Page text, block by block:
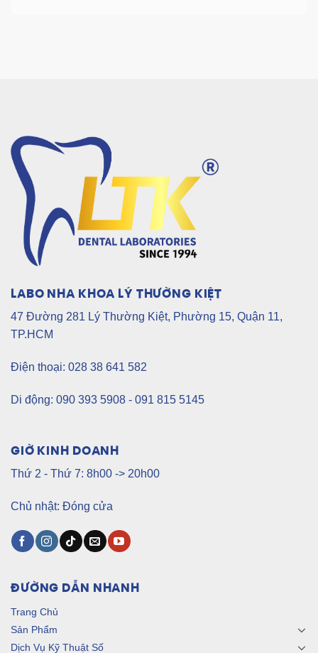
LABO NHA KHOA LÝ THƯỜNG KIỆT
47 Đường 281 Lý Thường Kiệt, Phường 15, Quận 11,
TP.HCM
Điện thoại: 028 38 641 582
Di động: 090 393 5908 - 091 815 5145
GIỜ KINH DOANH
Thứ 2 - Thứ 7: 8h00 -> 20h00
Chủ nhật: Đóng cửa
ĐƯỜNG DẪN NHANH
Trang Chủ
Sản Phẩm
Dịch Vụ Kỹ Thuật Số